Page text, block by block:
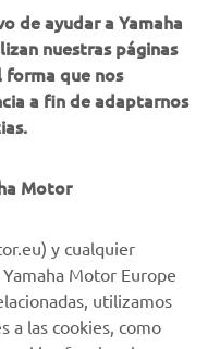
seguridad operativa,
condiciones más
que dan servicio a
fuerzas
cascos
tipo de misión. Son
de ayudar a Yamaha
nuestras páginas
que nos
a fin de adaptarnos
Motor
y cualquier
Motor Europe
utilizamos
a las cookies, como